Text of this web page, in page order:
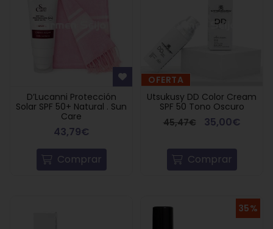
D’Lucanni Protección
Solar SPF 50+ Natural . Sun
Care
43,79€
Comprar
OFERTA
Utsukusy DD Color Cream
SPF 50 Tono Oscuro
45,47€
35,00€
Comprar
35%